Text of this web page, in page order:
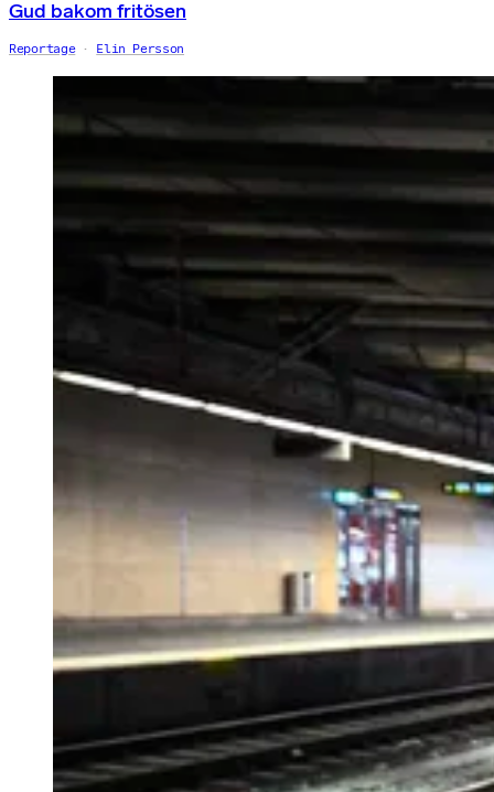
Gud bakom fritösen
Reportage Elin Persson